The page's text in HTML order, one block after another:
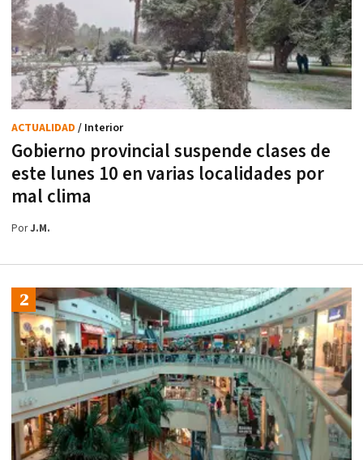
Gobierno provincial suspende clases de
este lunes 10 en varias localidades por
mal clima
ACTUALIDAD / Interior
PorJ.M.